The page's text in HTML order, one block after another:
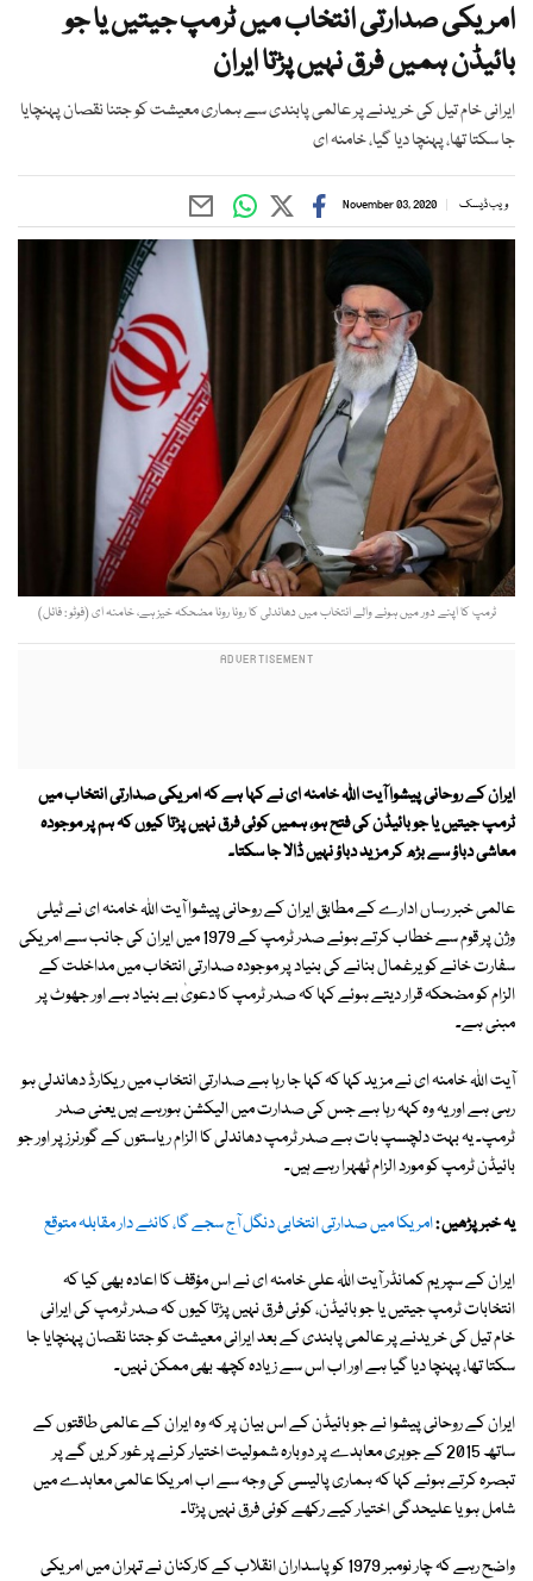
امریکی صدارتی انتخاب میں ٹرمپ جیتیں یا جو
بائیڈن ہمیں فرق نہیں پڑتا ایران
ایرانی خام تیل کی خریدنے پر عالمی پابندی سے ہماری معیشت کو جتنا نقصان پہنچایا
جا سکتا تھا، پہنچا دیا گیا، خامنہ ای
ویب ڈیسک November 03, 2020
ٹرمپ کا اپنے دور میں ہونے والے انتخاب میں دھاندلی کا رونا رونا مضحکہ خیز ہے، خامنہ ای (فوٹو : فائل)
ایران کے روحانی پیشوا آیت اللہ خامنہ ای نے کہا ہے کہ امریکی صدارتی انتخاب میں
ٹرمپ جیتیں یا جو بائیڈن کی فتح ہو، ہمیں کوئی فرق نہیں پڑتا کیوں کہ ہم پر موجودہ
معاشی دباؤ سے بڑھ کر مزید دباؤ نہیں ڈالا جا سکتا۔
عالمی خبر رساں ادارے کے مطابق ایران کے روحانی پیشوا آیت اللہ خامنہ ای نے ٹیلی
وژن پر قوم سے خطاب کرتے ہوئے صدر ٹرمپ کے 1979 میں ایران کی جانب سے امریکی
سفارت خانے کو یرغمال بنانے کی بنیاد پر موجودہ صدارتی انتخاب میں مداخلت کے
الزام کو مضحکہ قرار دیتے ہوئے کہا کہ صدر ٹرمپ کا دعویٰ بے بنیاد ہے اور جھوٹ پر
مبنی ہے۔
آیت اللہ خامنہ ای نے مزید کہا کہ کہا جا رہا ہے صدارتی انتخاب میں ریکارڈ دھاندلی ہو
رہی ہے اور یہ وہ کہہ رہا ہے جس کی صدارت میں الیکشن ہورہے ہیں یعنی صدر
ٹرمپ۔ یہ بہت دلچسپ بات ہے صدر ٹرمپ دھاندلی کا الزام ریاستوں کے گورنرز پر اور جو
بائیڈن ٹرمپ کو مورد الزام ٹھہرا رہے ہیں۔
یہ خبر پڑھیں :امریکا میں صدارتی انتخابی دنگل آج سجے گا، کانٹے دار مقابلہ متوقع
ایران کے سپریم کمانڈر آیت اللہ علی خامنہ ای نے اس مؤقف کا اعادہ بھی کیا کہ
انتخابات ٹرمپ جیتیں یا جو بائیڈن، کوئی فرق نہیں پڑتا کیوں کہ صدر ٹرمپ کی ایرانی
خام تیل کی خریدنے پر عالمی پابندی کے بعد ایرانی معیشت کو جتنا نقصان پہنچایا جا
سکتا تھا، پہنچا دیا گیا ہے اور اب اس سے زیادہ کچھ بھی ممکن نہیں۔
ایران کے روحانی پیشوا نے جو بائیڈن کے اس بیان پر کہ وہ ایران کے عالمی طاقتوں کے
ساتھ 2015 کے جوہری معاہدے پر دوبارہ شمولیت اختیار کرنے پر غور کریں گے پر
تبصرہ کرتے ہوئے کہا کہ ہماری پالیسی کی وجہ سے اب امریکا عالمی معاہدے میں
شامل ہو یا علیحدگی اختیار کیے رکھے کوئی فرق نہیں پڑتا۔
واضح رہے کہ چار نومبر 1979 کو پاسداران انقلاب کے کارکنان نے تہران میں امریکی